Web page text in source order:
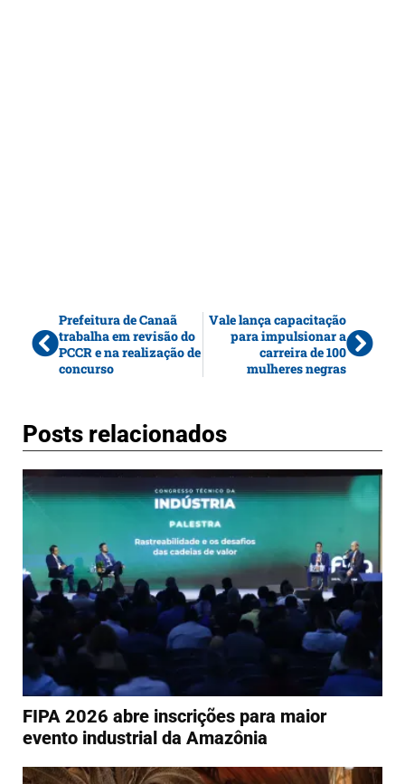
Prefeitura de Canaã
trabalha em revisão do
PCCR e na realização de
concurso
Vale lança capacitação
para impulsionar a
carreira de 100
mulheres negras
Posts relacionados
FIPA 2026 abre inscrições para maior
evento industrial da Amazônia